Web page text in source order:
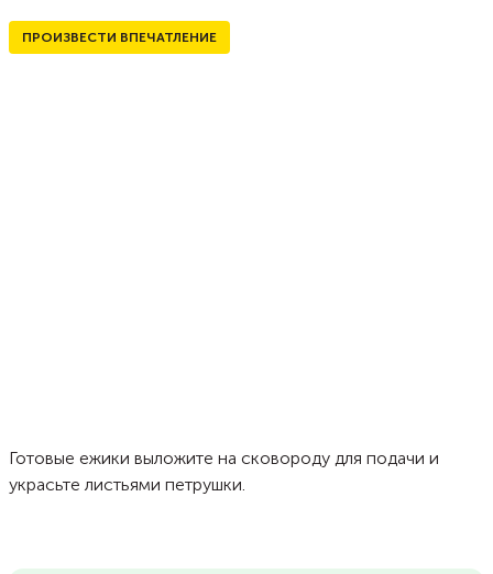
ПРОИЗВЕСТИ ВПЕЧАТЛЕНИЕ
Готовые ежики выложите на сковороду для подачи и
украсьте листьями петрушки.